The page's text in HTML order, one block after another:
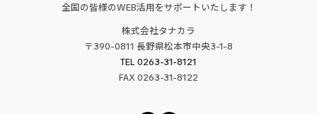
全国の皆様のWEB活用をサポートいたします！
株式会社タナカラ
〒390-0811 長野県松本市中央3-1-8
TEL 0263-31-8121
FAX0263-31-8122